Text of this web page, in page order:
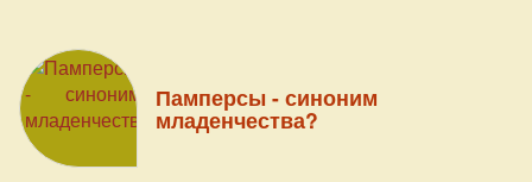
ощущение, не совсем физическое, но менее всего
ментальное. Это была не догадка или предположение,
а ясное отчётливое знание того, что моему ребёнку
сейчас нужно.
Памперсы - синоним
младенчества?